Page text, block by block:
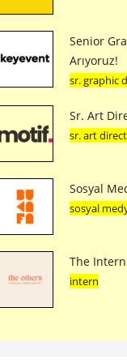
Senior
Arıyoruz!
sr. graphic
Sr. Art
sr. art
Sosyal
sosyal
The
intern